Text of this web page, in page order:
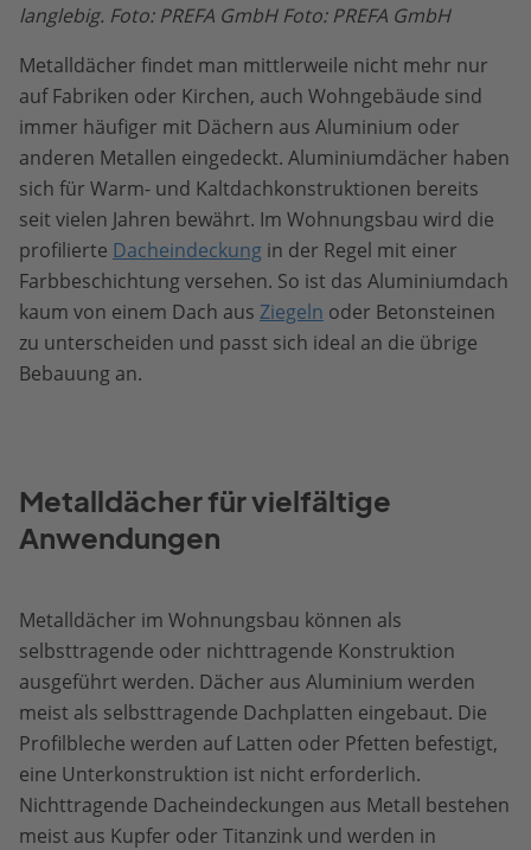
langlebig. Foto: PREFA GmbH Foto: PREFA GmbH
Metalldächer findet man mittlerweile nicht mehr nur
auf Fabriken oder Kirchen, auch Wohngebäude sind
immer häufiger mit Dächern aus Aluminium oder
anderen Metallen eingedeckt. Aluminiumdächer haben
sich für Warm- und Kaltdachkonstruktionen bereits
seit vielen Jahren bewährt. Im Wohnungsbau wird die
profilierte Dacheindeckung in der Regel mit einer
Farbbeschichtung versehen. So ist das Aluminiumdach
kaum von einem Dach aus Ziegeln oder Betonsteinen
zu unterscheiden und passt sich ideal an die übrige
Bebauung an.
Metalldächer für vielfältige
Anwendungen
Metalldächer im Wohnungsbau können als
selbsttragende oder nichttragende Konstruktion
ausgeführt werden. Dächer aus Aluminium werden
meist als selbsttragende Dachplatten eingebaut. Die
Profilbleche werden auf Latten oder Pfetten befestigt,
eine Unterkonstruktion ist nicht erforderlich.
Nichttragende Dacheindeckungen aus Metall bestehen
meist aus Kupfer oder Titanzink und werden in